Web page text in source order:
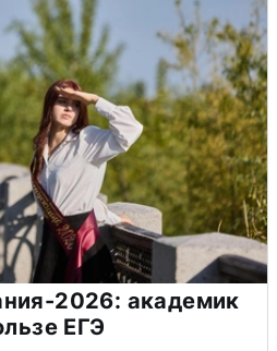
2026: академик
ЕГЭ